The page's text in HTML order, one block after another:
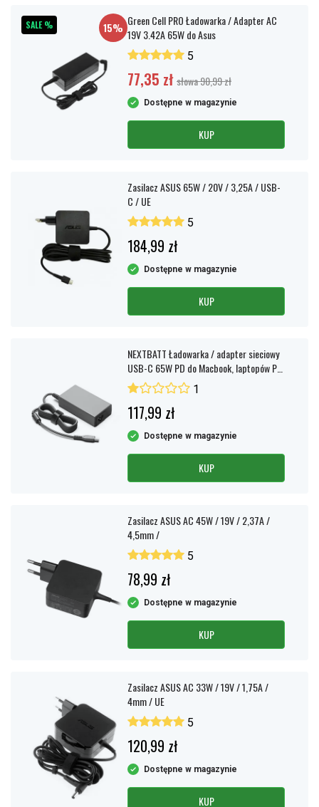
SALE % 15% Green Cell PRO Ładowarka / Adapter AC
19V 3.42A 65W do Asus
5
77,35 zł słowa 90,99 zł
Dostępne w magazynie
KUP
Zasilacz ASUS 65W / 20V / 3,25A / USB-
C / UE
5
184,99 zł
Dostępne w magazynie
KUP
NEXTBATT Ładowarka / adapter sieciowy
USB-C 65W PD do Macbook, laptopów PC
itp.
1
117,99 zł
Dostępne w magazynie
KUP
Zasilacz ASUS AC 45W / 19V / 2,37A /
4,5mm /
5
78,99 zł
Dostępne w magazynie
KUP
Zasilacz ASUS AC 33W / 19V / 1,75A /
4mm / UE
5
120,99 zł
Dostępne w magazynie
KUP